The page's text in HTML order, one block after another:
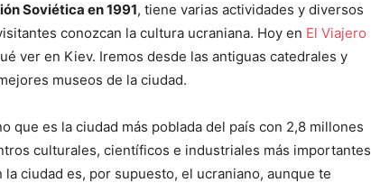
Soviética en 1991, tiene varias actividades y diversos
conozcan la cultura ucraniana. Hoy en El Viajero
ver en Kiev. Iremos desde las antiguas catedrales y
museos de la ciudad.
que es la ciudad más poblada del país con 2,8 millones
culturales, científicos e industriales más importantes
ciudad es, por supuesto, el ucraniano, aunque te